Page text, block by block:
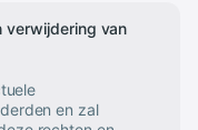
verwijdering van
en zal